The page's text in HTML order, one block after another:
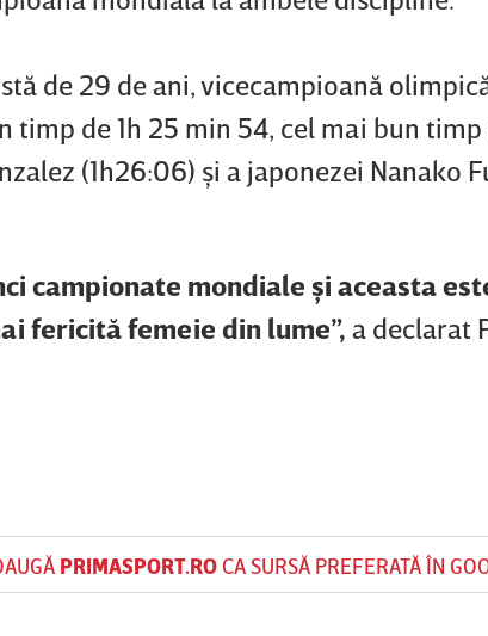
de 29 de ani, vicecampioană
timp de 1h 25 min 54, cel mai bun
(1h26:06) şi a japonezei Nanako
campionate mondiale şi aceasta
fericită femeie din lume”, a declarat
PRIMASPORT.ROCA SURSĂ PREFERATĂ ÎN